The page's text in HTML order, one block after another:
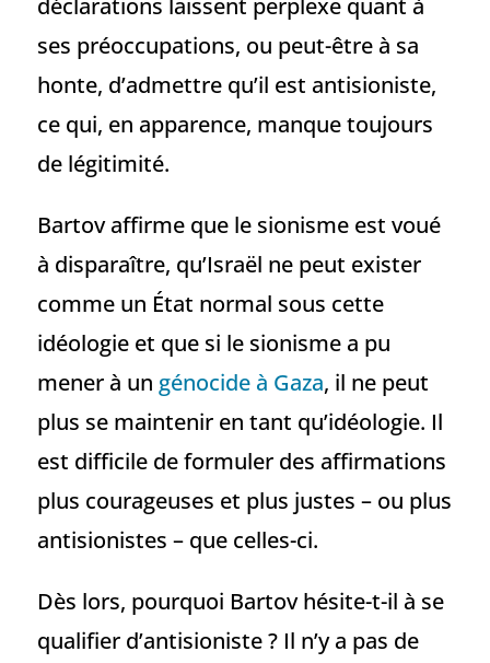
ses préoccupations, ou peut-être à sa
honte, d’admettre qu’il est antisioniste,
ce qui, en apparence, manque toujours
de légitimité.
Bartov affirme que le sionisme est voué
à disparaître, qu’Israël ne peut exister
comme un État normal sous cette
idéologie et que si le sionisme a pu
mener à un génocide à Gaza, il ne peut
plus se maintenir en tant qu’idéologie. Il
est difficile de formuler des affirmations
plus courageuses et plus justes – ou plus
antisionistes – que celles-ci.
Dès lors, pourquoi Bartov hésite-t-il à se
qualifier d’antisioniste ? Il n’y a pas de